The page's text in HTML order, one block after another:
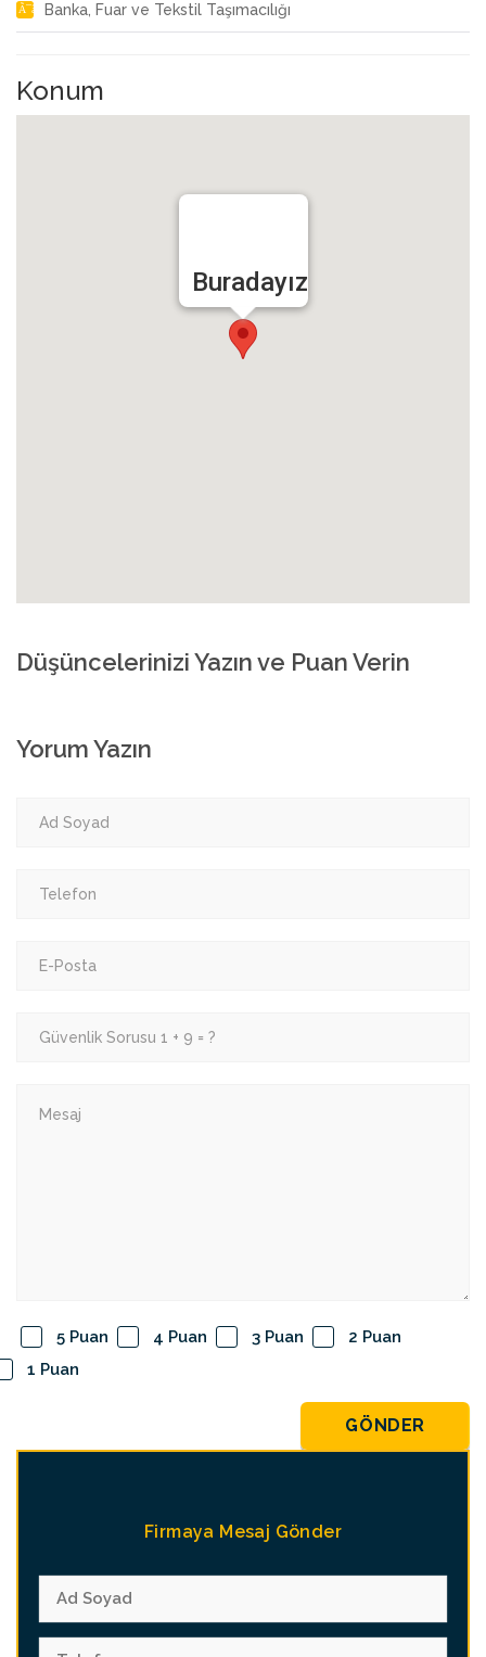
Banka, Fuar ve Tekstil Taşımacılığı
Konum
Buradayız
Düşüncelerinizi Yazın ve Puan Verin
Yorum Yazın
5 Puan 4 Puan 3 Puan
2 Puan
1 Puan
GÖNDER
Firmaya Mesaj Gönder